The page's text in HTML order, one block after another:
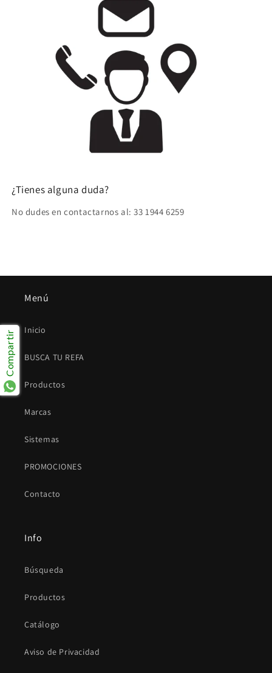
¿Tienes alguna duda?
No dudes en contactarnos al: 33 1944 6259
Menú
Inicio
BUSCA TU REFA
Productos
Marcas
Sistemas
PROMOCIONES
Contacto
Info
Búsqueda
Productos
Catálogo
Aviso de Privacidad
Compartir